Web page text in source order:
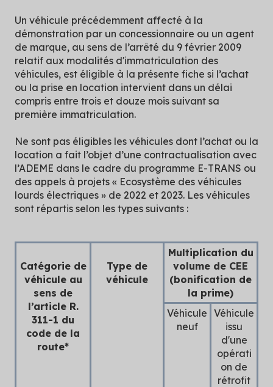
Un véhicule précédemment affecté à la
démonstration par un concessionnaire ou un agent
de marque, au sens de l’arrêté du 9 février 2009
relatif aux modalités d'immatriculation des
véhicules, est éligible à la présente fiche si l’achat
ou la prise en location intervient dans un délai
compris entre trois et douze mois suivant sa
première immatriculation.
Ne sont pas éligibles les véhicules dont l’achat ou la
location a fait l’objet d’une contractualisation avec
l’ADEME dans le cadre du programme E-TRANS ou
des appels à projets « Ecosystème des véhicules
lourds électriques » de 2022 et 2023. Les véhicules
sont répartis selon les types suivants :
Catégorie de
véhicule au
sens de
l’article R.
311-1 du
code de la
route*
Type de
véhicule
Multiplication du
volume de CEE
(bonification de
la prime)
Véhicule
neuf
Véhicule
issu
d'une
opérati
on de
rétrofit